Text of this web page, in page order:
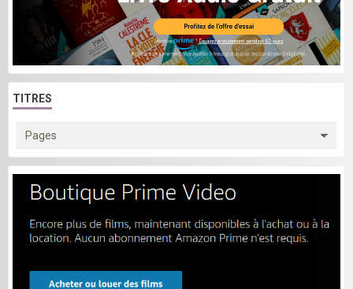
TITRES